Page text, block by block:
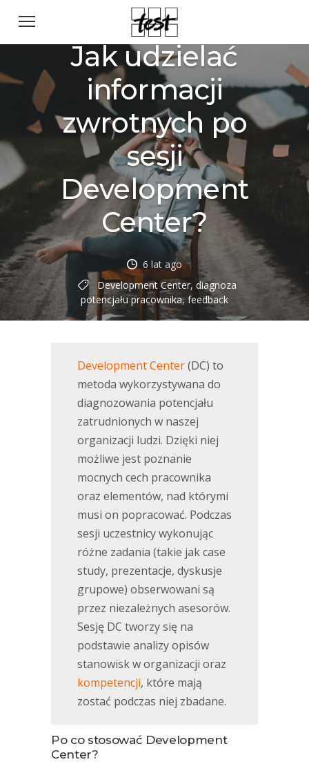
Jak udzielać
informacji
zwrotnych po
sesji
Development
Center?
6 lat ago
Development Center, diagnoza
potencjału pracownika,feedback
Development Center(DC) to
metoda wykorzystywana do
diagnozowania potencjału
zatrudnionych w naszej
organizacji ludzi. Dzięki niej
możliwe jest poznanie
mocnych cech pracownika
oraz elementów, nad którymi
musi on popracować. Podczas
sesji uczestnicy wykonując
różne zadania (takie jak case
study, prezentacje, dyskusje
grupowe) obserwowani są
przez niezależnych asesorów.
Sesję DC tworzy się na
podstawie analizy opisów
stanowisk w organizacji oraz
kompetencji, które mają
zostać podczas niej zbadane.
Po co stosować Development
Center?